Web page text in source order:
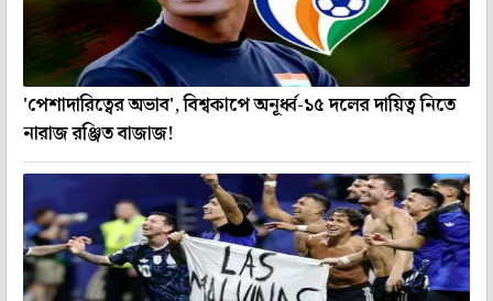
'পেশাদারিত্বের অভাব', বিশ্বকাপে অনূর্ধ্ব-১৫ দলের দায়িত্ব নিতে
নারাজ রঞ্জিত বাজাজ!